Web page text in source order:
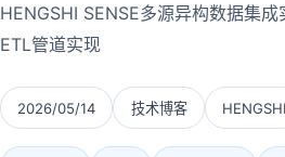
HENGSHI SENSE多源异构数据集
ETL管道实现
2026/05/14 技术博客 HENGSHI